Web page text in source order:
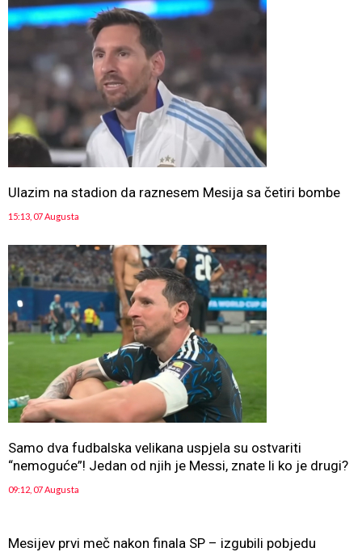
Ulazim na stadion da raznesem Mesija sa četiri bombe
15:13, 07 Augusta
Samo dva fudbalska velikana uspjela su ostvariti
“nemoguće”! Jedan od njih je Messi, znate li ko je drugi?
09:12, 07 Augusta
Mesijev prvi meč nakon finala SP – izgubili pobjedu